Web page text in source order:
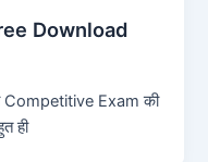
Download
Competitive Exam की
ही